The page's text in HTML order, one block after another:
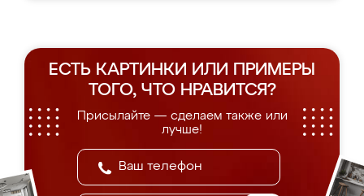
ЕСТЬ КАРТИНКИ ИЛИ ПРИМЕРЫ
ТОГО, ЧТО НРАВИТСЯ?
Присылайте — сделаем также или
лучше!